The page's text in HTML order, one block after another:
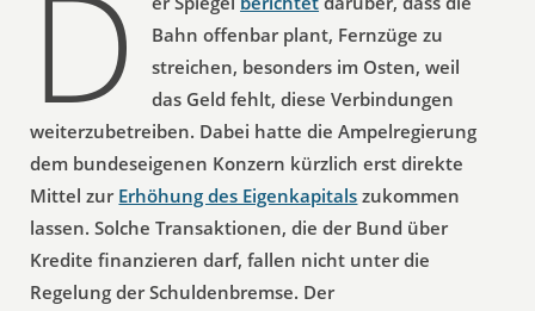
D
Bahn offenbar plant, Fernzüge zu
streichen, besonders im Osten, weil
das Geld fehlt, diese Verbindungen
weiterzubetreiben. Dabei hatte die Ampelregierung
dem bundeseigenen Konzern kürzlich erst direkte
Mittel zur Erhöhung des Eigenkapitals zukommen
lassen. Solche Transaktionen, die der Bund über
Kredite finanzieren darf, fallen nicht unter die
Regelung der Schuldenbremse. Der